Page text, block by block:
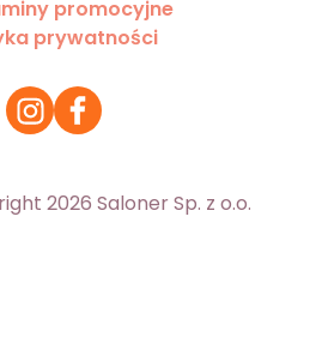
promocyjne
prywatności
2026 Saloner Sp. z o.o.